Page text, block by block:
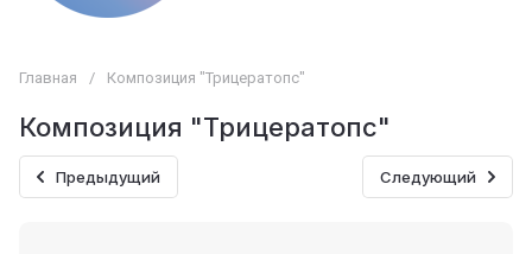
Главная / Композиция "Трицератопс"
Композиция "Трицератопс"
Предыдущий Следующий